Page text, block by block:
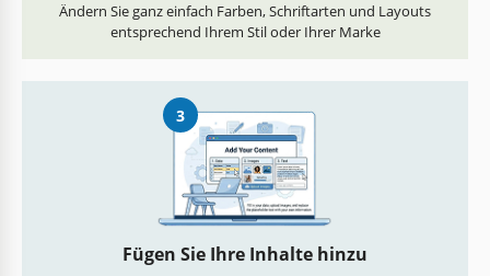
Ändern Sie ganz einfach Farben, Schriftarten und Layouts
entsprechend Ihrem Stil oder Ihrer Marke
3
Fügen Sie Ihre Inhalte hinzu